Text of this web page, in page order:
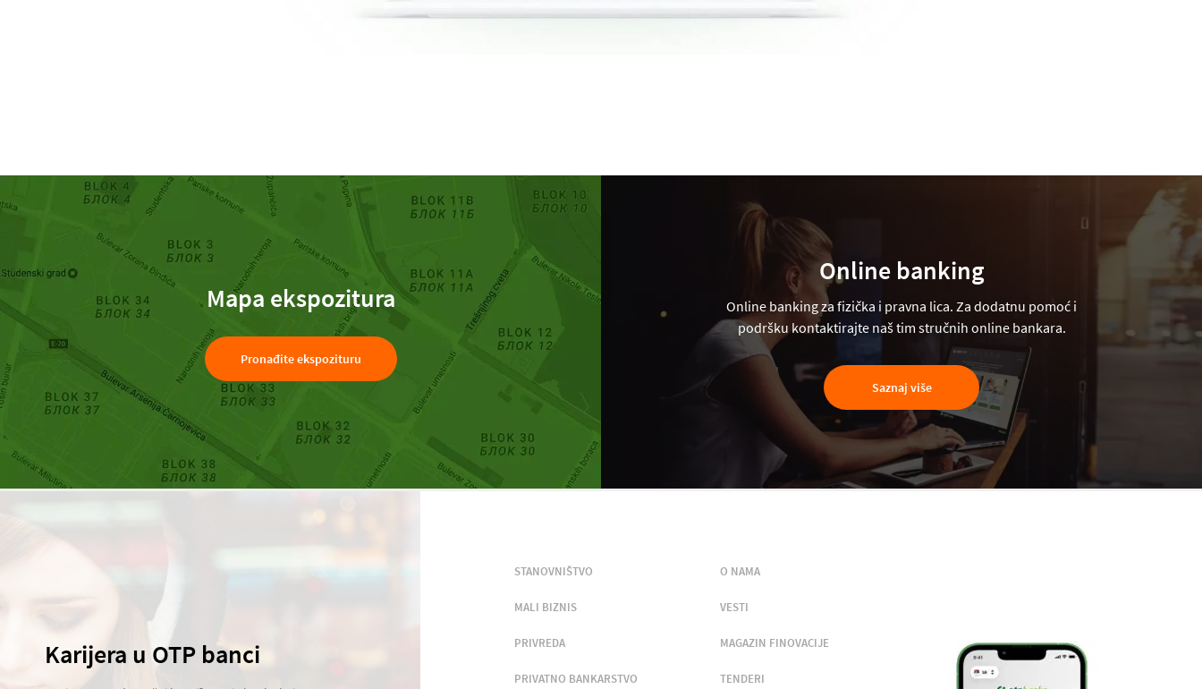
Mapa ekspozitura
Pronađite ekspozituru
Online banking
Online banking za fizička i pravna lica. Za dodatnu pomoć i
podršku kontaktirajte naš tim stručnih online bankara.
Saznaj više
Karijera u OTP banci
STANOVNIŠTVO
MALI BIZNIS
PRIVREDA
PRIVATNO BANKARSTVO
O NAMA
VESTI
MAGAZIN FINOVACIJE
TENDERI